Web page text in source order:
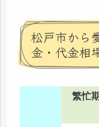
松戸市から
金・代金相
繁忙